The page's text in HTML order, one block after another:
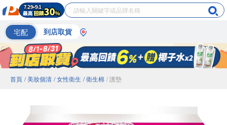
宅配 到店取貨
首頁 / 美妝個清 / 女性衛生 / 衛生棉 / 護墊